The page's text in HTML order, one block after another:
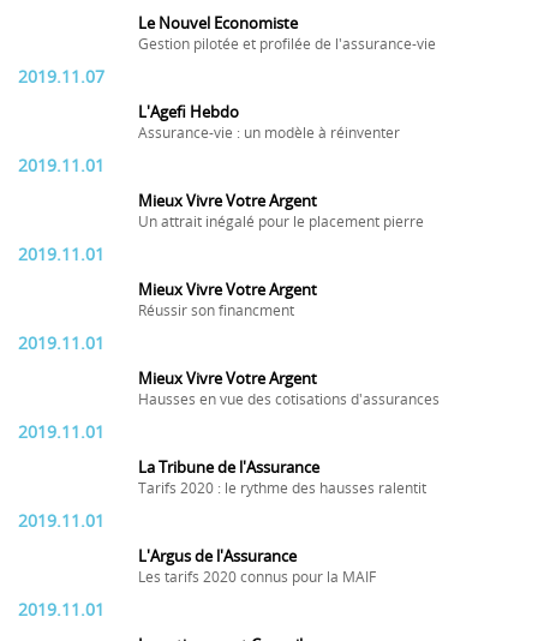
Le Nouvel Economiste
Gestion pilotée et profilée de l'assurance-vie
2019.11.07
L'Agefi Hebdo
Assurance-vie : un modèle à réinventer
2019.11.01
Mieux Vivre Votre Argent
Un attrait inégalé pour le placement pierre
2019.11.01
Mieux Vivre Votre Argent
Réussir son financment
2019.11.01
Mieux Vivre Votre Argent
Hausses en vue des cotisations d'assurances
2019.11.01
La Tribune de l'Assurance
Tarifs 2020 : le rythme des hausses ralentit
2019.11.01
L'Argus de l'Assurance
Les tarifs 2020 connus pour la MAIF
2019.11.01